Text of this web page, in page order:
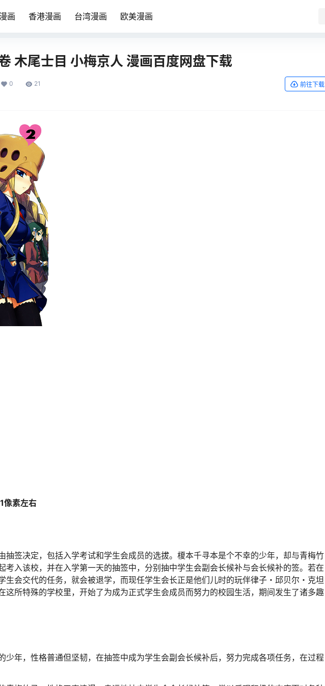
画 香港漫画 台湾漫画 欧美漫画
木尾士目 小梅京人 漫画百度网盘下载
0 21 前往下载
素左右
抽签决定，包括入学考试和学生会成员的选拔。榎本千寻本是个不幸的少年，却与青梅竹
考入该校，并在入学第一天的抽签中，分别抽中学生会副会长候补与会长候补的签。若在
生会交代的任务，就会被退学，而现任学生会长正是他们儿时的玩伴律子・邱贝尔・克坦
这所特殊的学校里，开始了为成为正式学生会成员而努力的校园生活，期间发生了诸多趣
少年，性格普通但坚韧，在抽签中成为学生会副会长候补后，努力完成各项任务，在过程